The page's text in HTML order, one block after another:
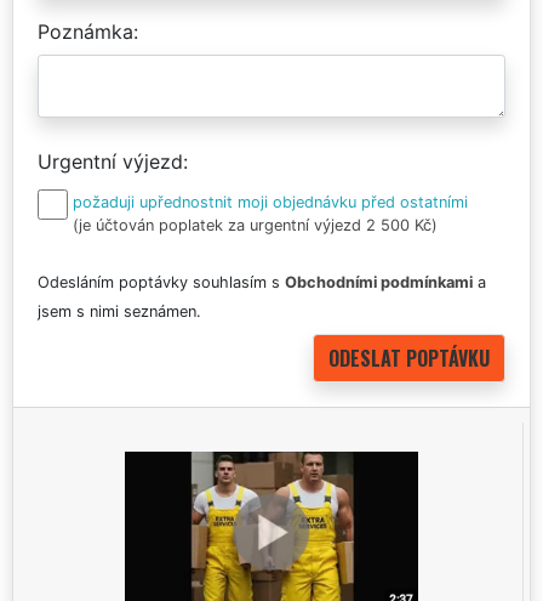
Poznámka
Urgentní výjezd
požaduji upřednostnit moji objednávku před ostatními
(je účtován poplatek za urgentní výjezd 2 500 Kč)
Odesláním poptávky souhlasím s Obchodními podmínkami a
jsem s nimi seznámen.